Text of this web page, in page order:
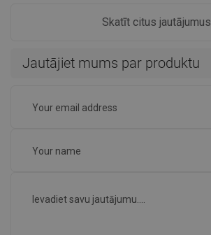
Skatīt citus jautājumus
Jautājiet mums par produktu